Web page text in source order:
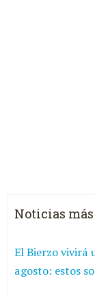
Noticias
El Bierzo vivirá
agosto: estos